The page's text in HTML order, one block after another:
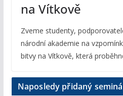
na Vítkově
Zveme studenty,
národní akademie na
bitvy na Vítkově, která
Naposledy přidaný